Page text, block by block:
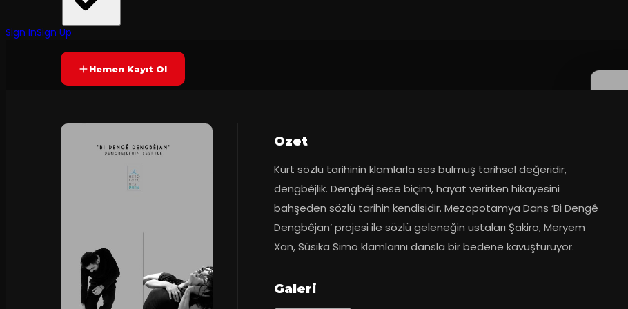
Sign InSign UpSONA ERDI
Hemen Kayıt Ol
Ozet
Kürt sözlü tarihinin klamlarla ses bulmuş tarihsel değeridir,
dengbêjlik. Dengbêj sese biçim, hayat verirken hikayesini
bahşeden sözlü tarihin kendisidir. Mezopotamya Dans ‘Bi Dengê
Dengbêjan’ projesi ile sözlü geleneğin ustaları Şakiro, Meryem
Xan, Sûsika Simo klamlarını dansla bir bedene kavuşturuyor.
Galeri